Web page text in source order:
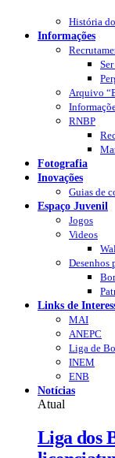
História
Informações
Arquivo
RNBP
Fotografia
Inovações
Guias de
Espaço Juvenil
Jogos
Videos
Desenhos
Links de
MAI
ANEPC
Liga de
INEM
ENB
Notícias
Atual
Liga dos